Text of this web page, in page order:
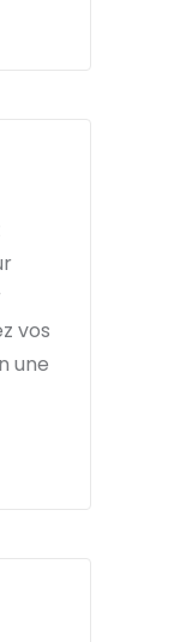
vos
une